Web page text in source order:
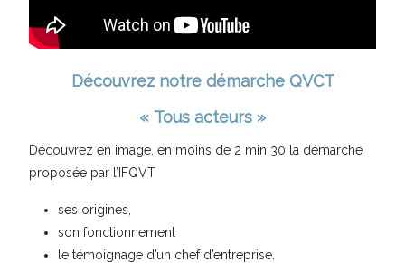
Découvrez notre démarche QVCT
« Tous acteurs »
Découvrez en image, en moins de 2 min 30 la démarche
proposée par l’IFQVT
ses origines,
son fonctionnement
le témoignage d’un chef d’entreprise.